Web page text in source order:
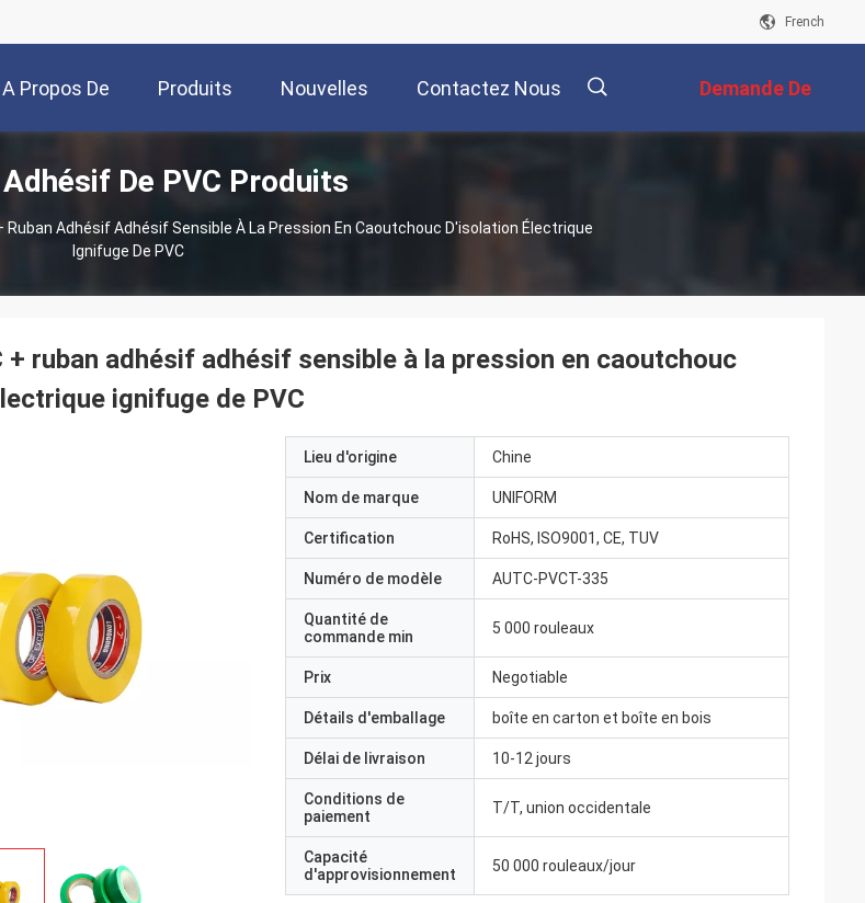
French
A Propos De
Nous
Produits Nouvelles Contactez Nous Demande De
Soumission
Adhésif De PVC Produits
Ruban Adhésif Adhésif Sensible À La Pression En Caoutchouc D'isolation Électrique
Ignifuge De PVC
+ ruban adhésif adhésif sensible à la pression en caoutchouc
ignifuge de PVC
Lieu d'origine Chine
Nom de marque UNIFORM
Certification RoHS, ISO9001, CE, TUV
Numéro de modèle AUTC-PVCT-335
Quantité de
commande min
5 000 rouleaux
Prix Negotiable
Détails d'emballage boîte en carton et boîte en bois
Délai de livraison 10-12 jours
Conditions de
paiement
T/T, union occidentale
Capacité
d'approvisionnement
50 000 rouleaux/jour